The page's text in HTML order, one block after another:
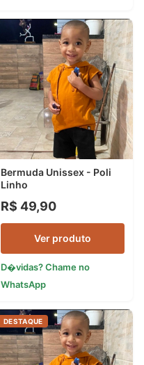
Bermuda Unissex - Poli
Linho
R$ 49,90
Ver produto
D�vidas? Chame no
WhatsApp
DESTAQUE